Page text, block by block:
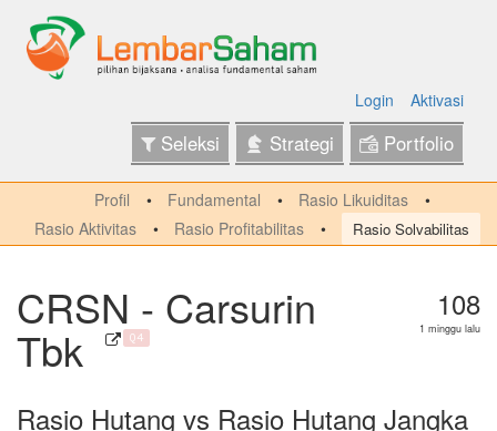
Login Aktivasi
Seleksi Strategi Portfolio
Profil Fundamental
Rasio Likuiditas
Rasio Aktivitas
Rasio Profitabilitas Rasio Solvabilitas
CRSN - Carsurin
Tbk Q4
108
1 minggu lalu
Rasio Hutang vs Rasio Hutang Jangka